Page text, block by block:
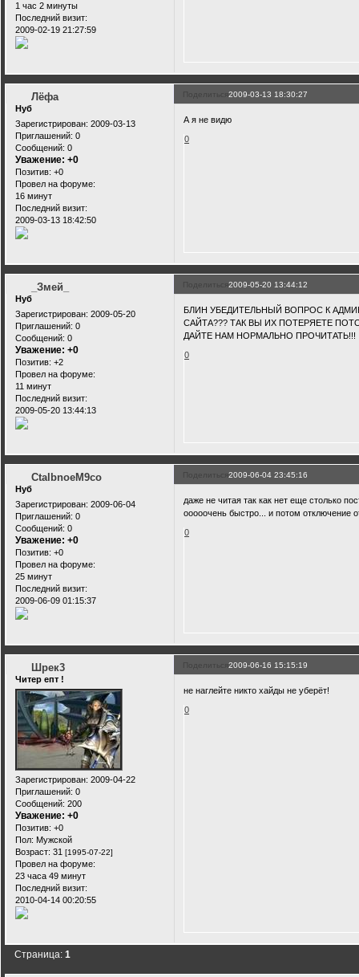
1 час 2 минуты
Последний визит:
2009-02-19 21:27:59
Поделиться2009-03-13 18:30:27
Лёфа
Нуб
Зарегистрирован: 2009-03-13
Приглашений: 0
Сообщений: 0
Уважение: +0
Позитив: +0
Провел на форуме:
16 минут
Последний визит:
2009-03-13 18:42:50
А я не видю
0
Поделиться2009-05-20 13:44:12
_Змей_
Нуб
Зарегистрирован: 2009-05-20
Приглашений: 0
Сообщений: 0
Уважение: +0
Позитив: +2
Провел на форуме:
11 минут
Последний визит:
2009-05-20 13:44:13
БЛИН УБЕДИТЕЛЬНЫЙ ВОПРОС К
САЙТА??? ТАК ВЫ ИХ ПОТЕРЯЕТЕ
ДАЙТЕ НАМ НОРМАЛЬНО ПРОЧИТАТЬ!!!
0
Поделиться2009-06-04 23:45:16
CtalbnoeM9co
Нуб
Зарегистрирован: 2009-06-04
Приглашений: 0
Сообщений: 0
Уважение: +0
Позитив: +0
Провел на форуме:
25 минут
Последний визит:
2009-06-09 01:15:37
даже не читая так как нет еще столько
ооооочень быстро... и потом отключение
0
Поделиться2009-06-16 15:15:19
Шрек3
Читер епт !
Зарегистрирован: 2009-04-22
Приглашений: 0
Сообщений: 200
Уважение: +0
Позитив: +0
Пол: Мужской
Возраст: 31 [1995-07-22]
Провел на форуме:
23 часа 49 минут
Последний визит:
2010-04-14 00:20:55
не наглейте никто хайды не уберёт!
0
Страница:1